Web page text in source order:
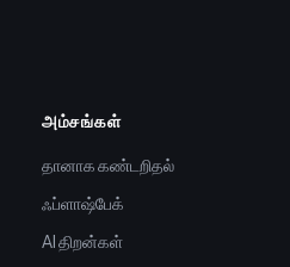
அம்சங்கள்
தானாக கண்டறிதல்
ஃப்ளாஷ்பேக்
AI திறன்கள்